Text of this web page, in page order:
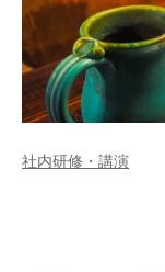
社内研修・講演